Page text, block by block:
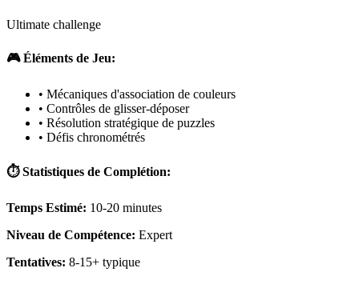
Ultimate challenge
🎮 Éléments de Jeu:
• Mécaniques d'association de couleurs
• Contrôles de glisser-déposer
• Résolution stratégique de puzzles
• Défis chronométrés
⏱️ Statistiques de Complétion:
Temps Estimé: 10-20 minutes
Niveau de Compétence: Expert
Tentatives: 8-15+ typique